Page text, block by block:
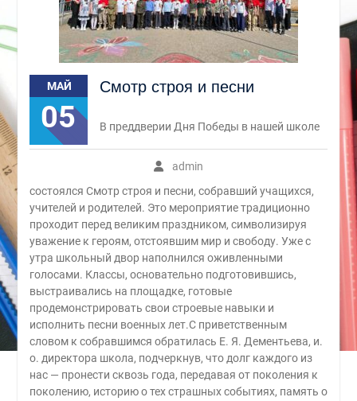
МАЙ
05
Смотр строя и песни
admin
В преддверии Дня Победы в нашей школе
состоялся Смотр строя и песни, собравший учащихся,
учителей и родителей. Это мероприятие традиционно
проходит перед великим праздником, символизируя
уважение к героям, отстоявшим мир и свободу. Уже с
утра школьный двор наполнился оживленными
голосами. Классы, основательно подготовившись,
выстраивались на площадке, готовые
продемонстрировать свои строевые навыки и
исполнить песни военных лет.С приветственным
словом к собравшимся обратилась Е. Я. Дементьева, и.
о. директора школа, подчеркнув, что долг каждого из
нас — пронести сквозь года, передавая от поколения к
поколению, историю о тех страшных событиях, память о